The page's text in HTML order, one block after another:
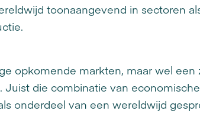
toonaangevend in sectoren
opkomende markten, maar wel een
die combinatie van
onderdeel van een wereldwijd